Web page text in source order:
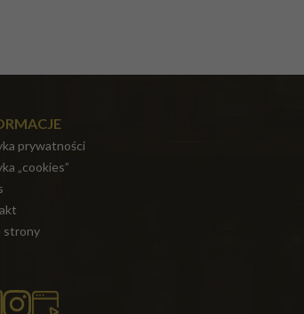
prywatności
„cookies”
strony